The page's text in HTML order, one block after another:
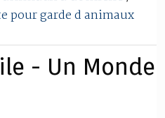
pour garde d animaux
- Un Monde